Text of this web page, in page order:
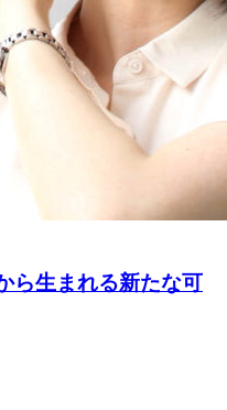
ら生まれる新たな可